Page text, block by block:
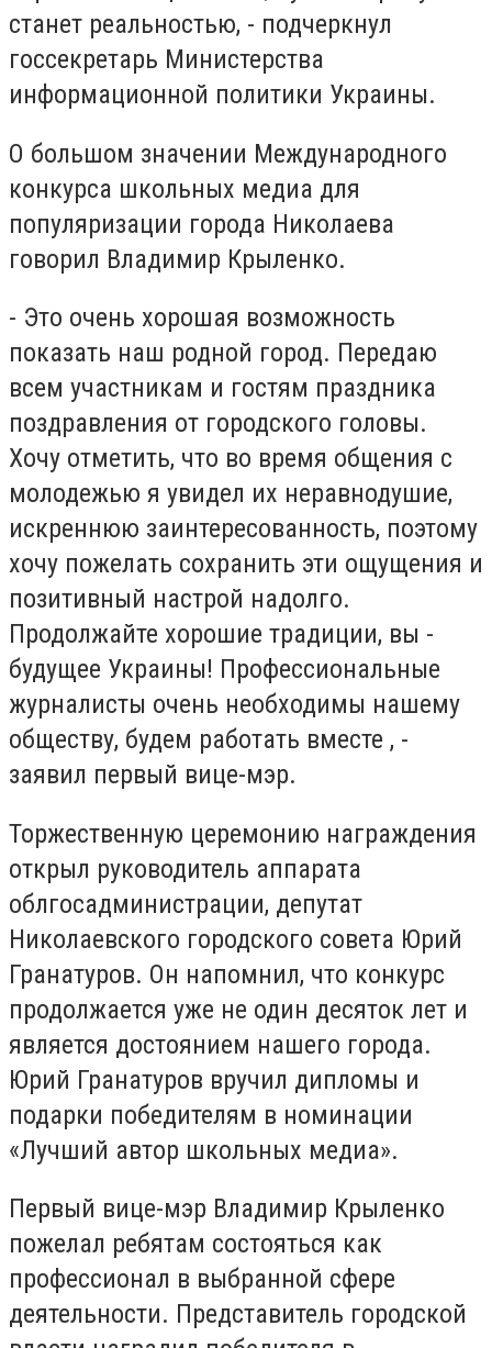
станет реальностью, - подчеркнул
госсекретарь Министерства
информационной политики Украины.
О большом значении Международного
конкурса школьных медиа для
популяризации города Николаева
говорил Владимир Крыленко.
- Это очень хорошая возможность
показать наш родной город. Передаю
всем участникам и гостям праздника
поздравления от городского головы.
Хочу отметить, что во время общения с
молодежью я увидел их неравнодушие,
искреннюю заинтересованность, поэтому
хочу пожелать сохранить эти ощущения и
позитивный настрой надолго.
Продолжайте хорошие традиции, вы -
будущее Украины! Профессиональные
журналисты очень необходимы нашему
обществу, будем работать вместе , -
заявил первый вице-мэр.
Торжественную церемонию награждения
открыл руководитель аппарата
облгосадминистрации, депутат
Николаевского городского совета Юрий
Гранатуров. Он напомнил, что конкурс
продолжается уже не один десяток лет и
является достоянием нашего города.
Юрий Гранатуров вручил дипломы и
подарки победителям в номинации
«Лучший автор школьных медиа».
Первый вице-мэр Владимир Крыленко
пожелал ребятам состояться как
профессионал в выбранной сфере
деятельности. Представитель городской